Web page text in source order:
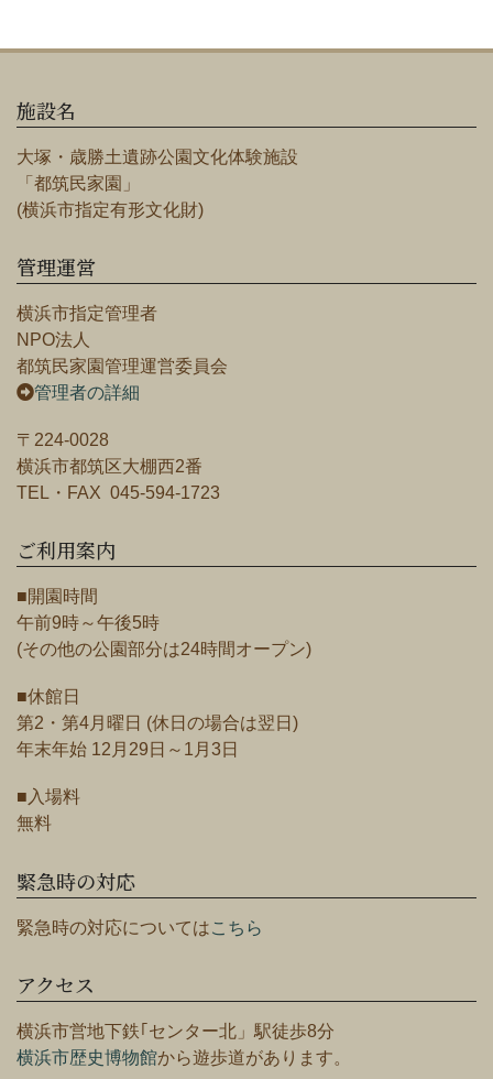
施設名
大塚・歳勝土遺跡公園文化体験施設
「都筑民家園」
(横浜市指定有形文化財)
管理運営
横浜市指定管理者
NPO法人
都筑民家園管理運営委員会
管理者の詳細
〒224-0028
横浜市都筑区大棚西2番
TEL・FAX 045-594-1723
ご利用案内
■開園時間
午前9時～午後5時
(その他の公園部分は24時間オープン)
■休館日
第2・第4月曜日 (休日の場合は翌日)
年末年始 12月29日～1月3日
■入場料
無料
緊急時の対応
緊急時の対応についてはこちら
アクセス
横浜市営地下鉄｢センター北」駅徒歩8分
横浜市歴史博物館から遊歩道があります。